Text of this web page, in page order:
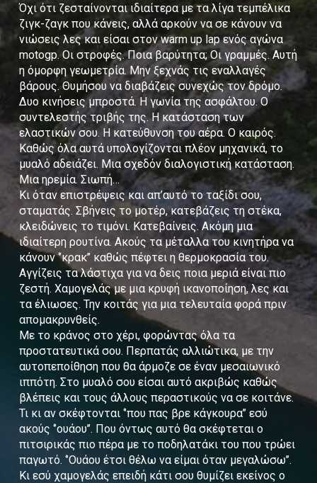
Όχι ότι ζεσταίνονται ιδιαίτερα με τα λίγα τεμπέλικα
ζιγκ-ζαγκ που κάνεις, αλλά αρκούν να σε κάνουν να
νιώσεις λες και είσαι στον warm up lap ενός αγώνα
motogp. Οι στροφές. Ποια βαρύτητα; Οι γραμμές. Αυτή
η όμορφη γεωμετρία. Μην ξεχνάς τις εναλλαγές
βάρους. Θυμήσου να διαβάζεις συνεχώς τον δρόμο.
Δυο κινήσεις μπροστά. Η γωνία της ασφάλτου. Ο
συντελεστής τριβής της. Η κατάσταση των
ελαστικών σου. Η κατεύθυνση του αέρα. Ο καιρός.
Καθώς όλα αυτά υπολογίζονται πλέον μηχανικά, το
μυαλό αδειάζει. Μια σχεδόν διαλογιστική κατάσταση.
Μια ηρεμία. Σιωπή…
Κι όταν επιστρέψεις και απ’αυτό το ταξίδι σου,
σταματάς. Σβήνεις το μοτέρ, κατεβάζεις τη στέκα,
κλειδώνεις το τιμόνι. Κατεβαίνεις. Ακόμη μια
ιδιαίτερη ρουτίνα. Ακούς τα μέταλλα του κινητήρα να
κάνουν ‘’κρακ’’ καθώς πέφτει η θερμοκρασία του.
Αγγίζεις τα λάστιχα για να δεις ποια μεριά είναι πιο
ζεστή. Χαμογελάς με μια κρυφή ικανοποίηση, λες και
τα έλιωσες. Την κοιτάς για μια τελευταία φορά πριν
απομακρυνθείς.
Με το κράνος στο χέρι, φορώντας όλα τα
προστατευτικά σου. Περπατάς αλλιώτικα, με την
αυτοπεποίθηση που θα άρμοζε σε έναν μεσαιωνικό
ιππότη. Στο μυαλό σου είσαι αυτό ακριβώς καθώς
βλέπεις και τους άλλους περαστικούς να σε κοιτάνε.
Τι κι αν σκέφτονται ‘’που πας βρε κάγκουρα’’ εσύ
ακούς ‘’ουάου’’. Που όντως αυτό θα σκέφτεται ο
πιτσιρικάς πιο πέρα με το ποδηλατάκι του που τρώει
παγωτό. ‘’Ουάου έτσι θέλω να είμαι όταν μεγαλώσω’’.
Κι εσύ χαμογελάς επειδή κάτι σου θυμίζει εκείνος ο